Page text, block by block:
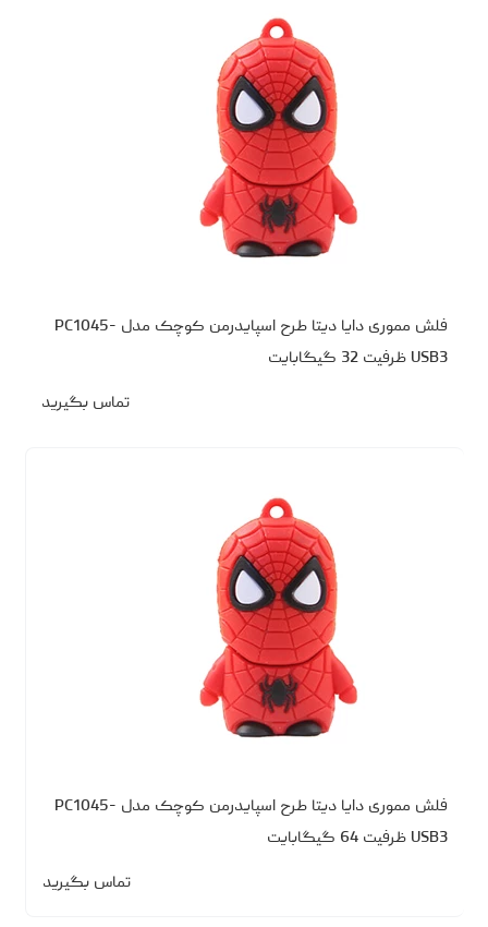
فلش مموری دایا دیتا طرح اسپایدرمن کوچک مدل PC1045-
USB3 ظرفیت 32 گیگابایت
تماس بگیرید
فلش مموری دایا دیتا طرح اسپایدرمن کوچک مدل PC1045-
USB3 ظرفیت 64 گیگابایت
تماس بگیرید